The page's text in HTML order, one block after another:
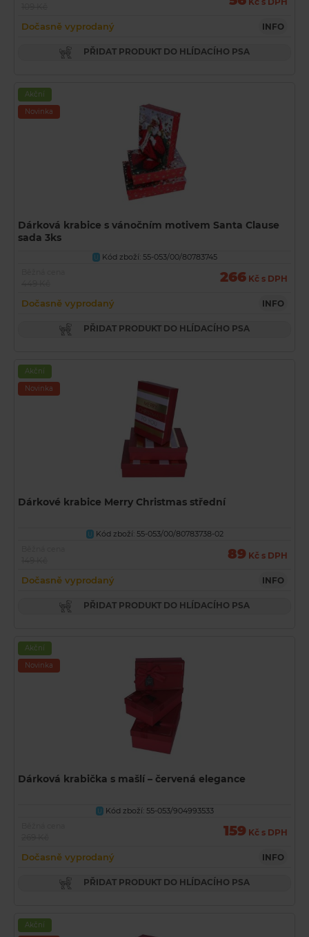
Dočasně vyprodaný INFO
PŘIDAT PRODUKT DO HLÍDACÍHO PSA
Akční
Novinka
Dárková krabice s vánočním motivem Santa Clause
sada 3ks
U Kód zboží: 55-053/00/80783745
266 Kč s DPH
Dočasně vyprodaný INFO
PŘIDAT PRODUKT DO HLÍDACÍHO PSA
Akční
Novinka
Dárkové krabice Merry Christmas střední
U Kód zboží: 55-053/00/80783738-02
89 Kč s DPH
Dočasně vyprodaný INFO
PŘIDAT PRODUKT DO HLÍDACÍHO PSA
Akční
Novinka
Dárková krabička s mašlí – červená elegance
U Kód zboží: 55-053/904993533
159 Kč s DPH
Dočasně vyprodaný INFO
PŘIDAT PRODUKT DO HLÍDACÍHO PSA
Akční